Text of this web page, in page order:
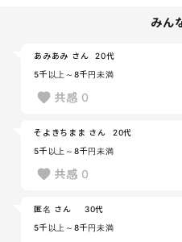
みん
あみあみ さん
20代
5千以上～8千円未満
共感 0
そよきちまま さん
20代
5千以上～8千円未満
共感 0
匿名 さん
30代
5千以上～8千円未満